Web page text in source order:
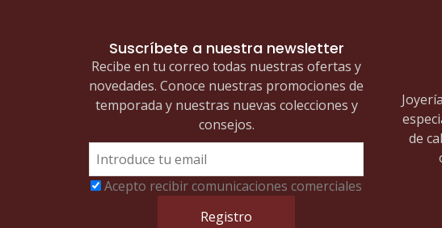
Suscríbete a nuestra newsletter
Recibe en tu correo todas nuestras ofertas y
novedades. Conoce nuestras promociones de
temporada y nuestras nuevas colecciones y
consejos.
Acepto recibir comunicaciones comerciales
de